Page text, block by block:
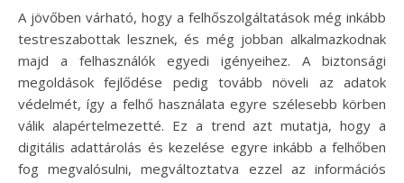
A jövőben várható, hogy a felhőszolgáltatások még inkább
testreszabottak lesznek, és még jobban alkalmazkodnak
majd a felhasználók egyedi igényeihez. A biztonsági
megoldások fejlődése pedig tovább növeli az adatok
védelmét, így a felhő használata egyre szélesebb körben
válik alapértelmezetté. Ez a trend azt mutatja, hogy a
digitális adattárolás és kezelése egyre inkább a felhőben
fog megvalósulni, megváltoztatva ezzel az információs